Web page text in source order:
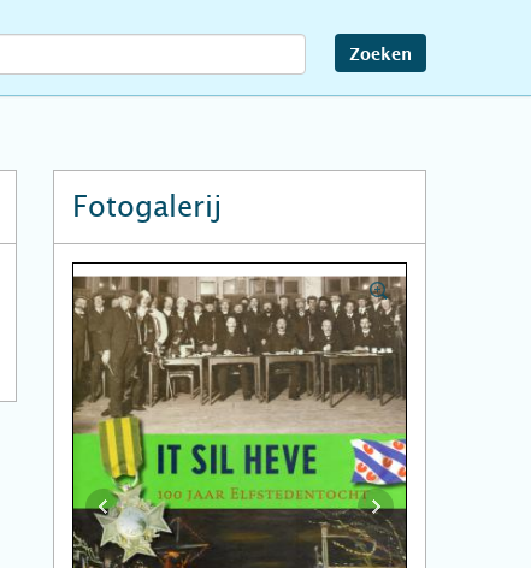
Zoeken
Fotogalerij